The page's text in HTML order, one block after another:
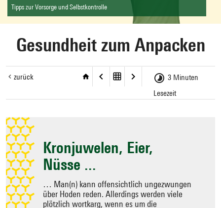
Tipps zur Vorsorge und Selbstkontrolle
Gesundheit zum Anpacken
zurück
3 Minuten
Lesezeit
auswählen
Kronjuwelen, Eier,
Nüsse ...
… Man(n) kann offensichtlich ungezwungen
über Hoden reden. Allerdings werden viele
plötzlich wortkarg, wenn es um die